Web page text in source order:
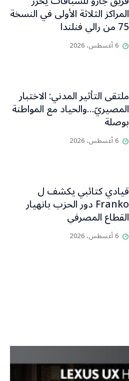
المراكز الثلاثة الأولى في النسخة
75 من رالي فنلندا
6 أغسطس، 2026
ملتقى التأثير المدني: الاختبار
المصيريّ…والحياد مع المواطنة
بوصلة
6 أغسطس، 2026
قيادي كتائبي يكشف ل
Franko دور الحزب بانهيار
القطاع المصرفي
6 أغسطس، 2026